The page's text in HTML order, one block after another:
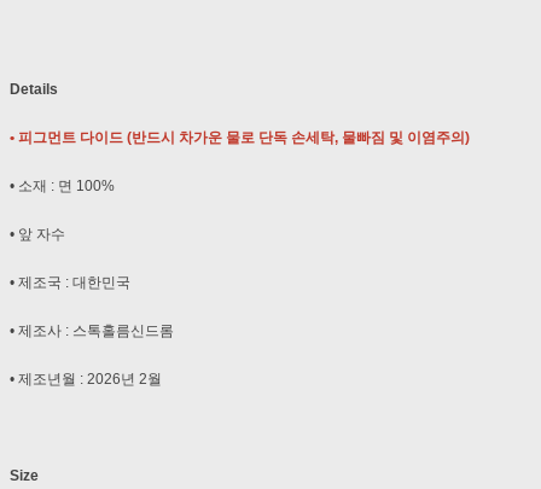
Details
• 피그먼트 다이드 (반드시 차가운 물로 단독 손세탁, 물빠짐 및 이염주의)
• 소재 : 면 100%
• 앞 자수
• 제조국 : 대한민국
• 제조사 : 스톡홀름신드롬
• 제조년월 : 2026년 2월
Size